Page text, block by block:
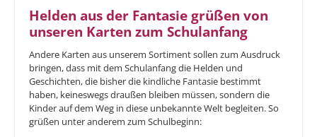
Helden aus der Fantasie grüßen von
unseren Karten zum Schulanfang
Andere Karten aus unserem Sortiment sollen zum Ausdruck
bringen, dass mit dem Schulanfang die Helden und
Geschichten, die bisher die kindliche Fantasie bestimmt
haben, keineswegs draußen bleiben müssen, sondern die
Kinder auf dem Weg in diese unbekannte Welt begleiten. So
grüßen unter anderem zum Schulbeginn: